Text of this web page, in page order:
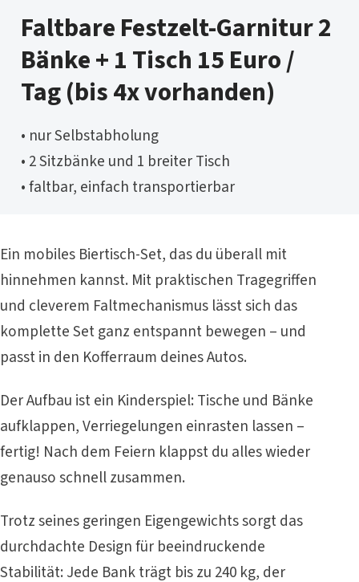
Faltbare Festzelt-Garnitur 2
Bänke + 1 Tisch 15 Euro /
Tag (bis 4x vorhanden)
• nur Selbstabholung
• 2 Sitzbänke und 1 breiter Tisch
• faltbar, einfach transportierbar
Ein mobiles Biertisch-Set, das du überall mit
hinnehmen kannst. Mit praktischen Tragegriffen
und cleverem Faltmechanismus lässt sich das
komplette Set ganz entspannt bewegen – und
passt in den Kofferraum deines Autos.
Der Aufbau ist ein Kinderspiel: Tische und Bänke
aufklappen, Verriegelungen einrasten lassen –
fertig! Nach dem Feiern klappst du alles wieder
genauso schnell zusammen.
Trotz seines geringen Eigengewichts sorgt das
durchdachte Design für beeindruckende
Stabilität: Jede Bank trägt bis zu 240 kg, der